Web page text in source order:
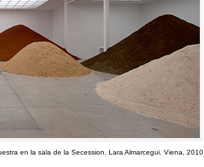
en la sala de la Secession. Lara Almarcegui. Viena, 2010